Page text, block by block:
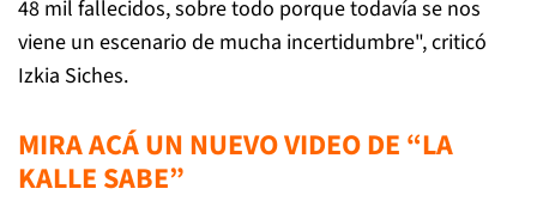
48 mil fallecidos, sobre todo porque todavía se nos
viene un escenario de mucha incertidumbre", criticó
Izkia Siches.
MIRA ACÁ UN NUEVO VIDEO DE “LA
KALLE SABE”